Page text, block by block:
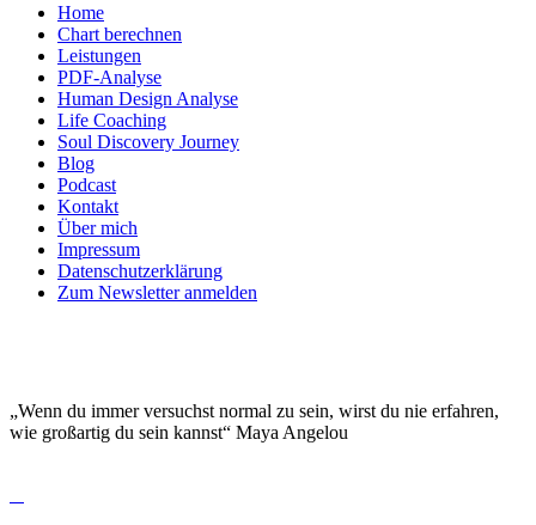
Home
Chart berechnen
Leistungen
PDF-Analyse
Human Design Analyse
Life Coaching
Soul Discovery Journey
Blog
Podcast
Kontakt
Über mich
Impressum
Datenschutzerklärung
Zum Newsletter anmelden
„Wenn du immer versuchst normal zu sein, wirst du nie erfahren,
wie großartig du sein kannst“ Maya Angelou